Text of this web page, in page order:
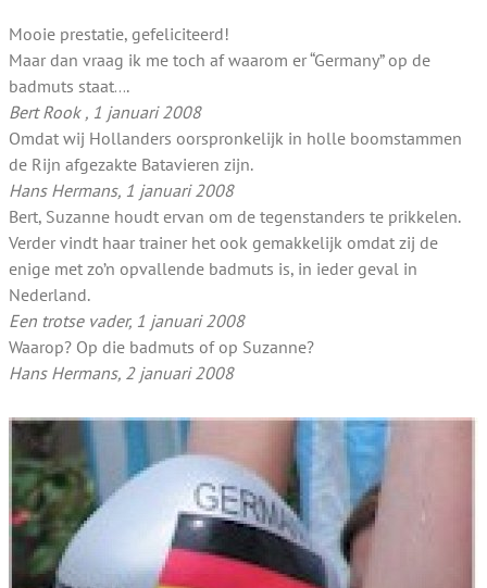
Mooie prestatie, gefeliciteerd!
Maar dan vraag ik me toch af waarom er “Germany” op de
badmuts staat….
Bert Rook , 1 januari 2008
Omdat wij Hollanders oorspronkelijk in holle boomstammen
de Rijn afgezakte Batavieren zijn.
Hans Hermans, 1 januari 2008
Bert, Suzanne houdt ervan om de tegenstanders te prikkelen.
Verder vindt haar trainer het ook gemakkelijk omdat zij de
enige met zo’n opvallende badmuts is, in ieder geval in
Nederland.
Een trotse vader, 1 januari 2008
Waarop? Op die badmuts of op Suzanne?
Hans Hermans, 2 januari 2008